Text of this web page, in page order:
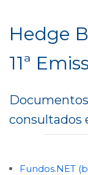
B3
Hedge
11ª
consultados
Fundos.NET